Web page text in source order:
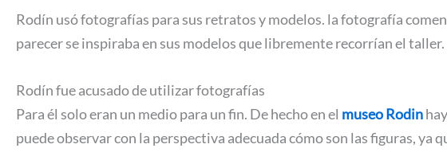
Rodín usó fotografías para sus retratos y modelos. la fotografía
parecer se inspiraba en sus modelos que libremente recorrían el
Rodín fue acusado de utilizar fotografías
Para él solo eran un medio para un fin. De hecho en el museo Rodin
puede observar con la perspectiva adecuada cómo son las figuras,